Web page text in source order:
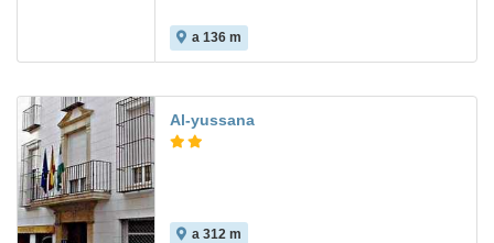
a 136 m
Al-yussana
a 312 m